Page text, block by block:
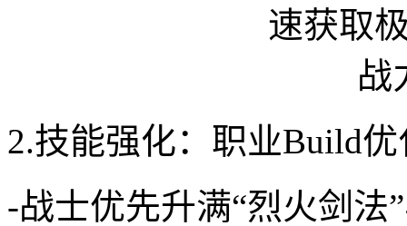
2.技能强化：职业Build优
-战士优先升满“烈火剑法